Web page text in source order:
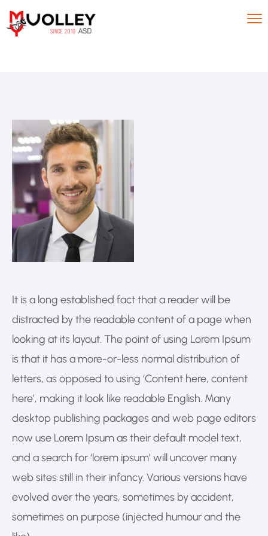
It is a long established fact that a reader will be
distracted by the readable content of a page when
looking at its layout. The point of using Lorem Ipsum
is that it has a more-or-less normal distribution of
letters, as opposed to using ‘Content here, content
here’, making it look like readable English. Many
desktop publishing packages and web page editors
now use Lorem Ipsum as their default model text,
and a search for ‘lorem ipsum’ will uncover many
web sites still in their infancy. Various versions have
evolved over the years, sometimes by accident,
sometimes on purpose (injected humour and the